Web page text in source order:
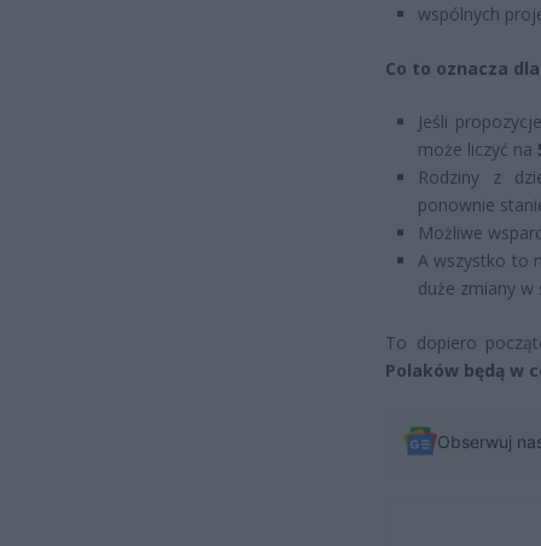
wspólnych
Co to oznacza
Jeśli
może liczyć na
Rodziny z
ponownie
Możliwe
A wszystko to
duże zmiany
To dopiero
Polaków będą w
Obserwuj